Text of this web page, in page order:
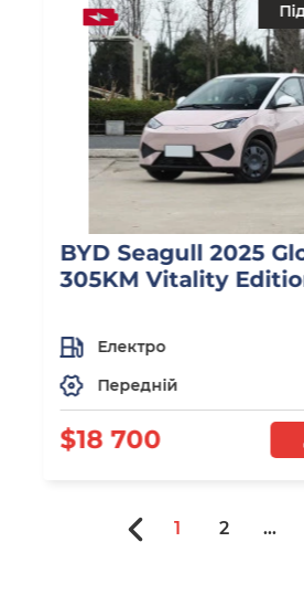
BYD Seagull 2025
305KM Vitality
Електро
Передній
$18 700
1 2 ...